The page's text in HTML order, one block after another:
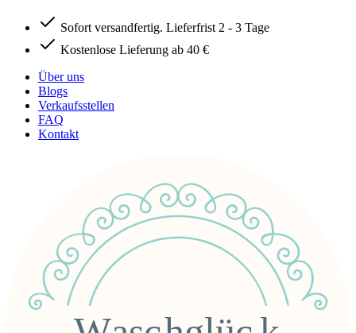
Sofort versandfertig. Lieferfrist 2 - 3 Tage
Kostenlose Lieferung ab 40 €
Über uns
Blogs
Verkaufsstellen
FAQ
Kontakt